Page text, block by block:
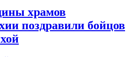
храмов
поздравили бойцов